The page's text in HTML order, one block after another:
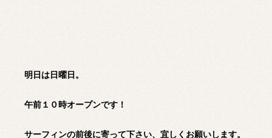
明日は日曜日。
午前１０時オープンです！
サーフィンの前後に寄って下さい、宜しくお願いします。